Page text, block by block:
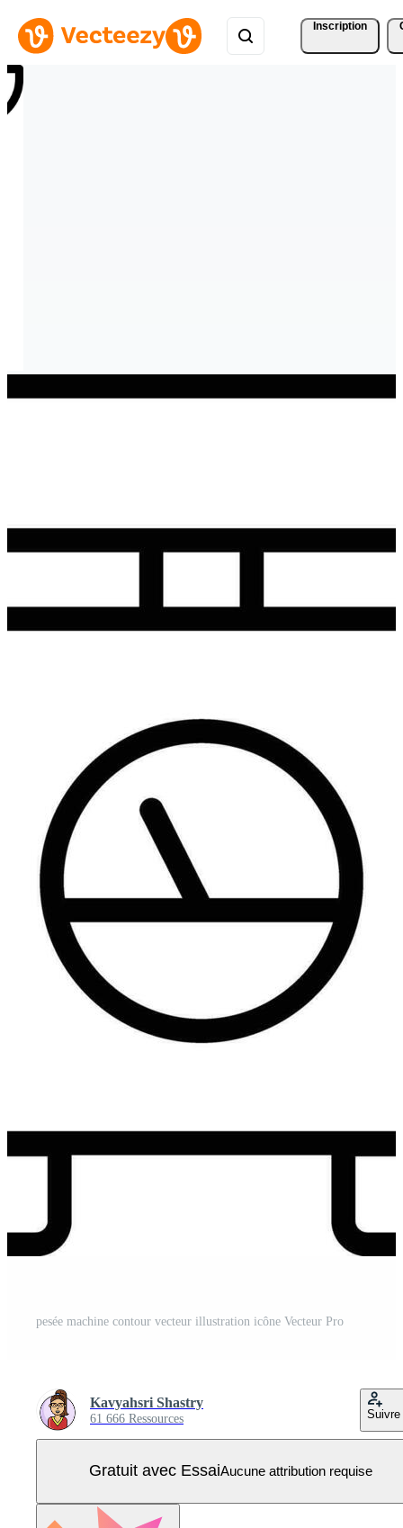
Inscription
pesée machine contour vecteur illustration icône Vecteur Pro
Kavyahsri Shastry
61 666 Ressources Suivre
Gratuit avec EssaiAucune attribution requise